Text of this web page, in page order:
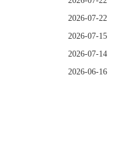
2026-07-22
2026-07-15
2026-07-14
2026-06-16